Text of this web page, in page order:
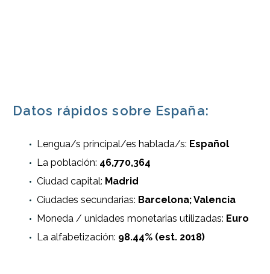
Datos rápidos sobre España:
Lengua/s principal/es hablada/s: Español
La población: 46,770,364
Ciudad capital: Madrid
Ciudades secundarias: Barcelona; Valencia
Moneda / unidades monetarias utilizadas: Euro
La alfabetización: 98.44% (est. 2018)